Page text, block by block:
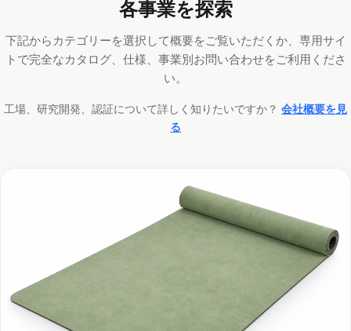
各事業を探索
下記からカテゴリーを選択して概要をご覧いただくか、専用サイ
トで完全なカタログ、仕様、事業別お問い合わせをご利用くださ
い。
工場、研究開発、認証について詳しく知りたいですか？ 会社概要を見
る